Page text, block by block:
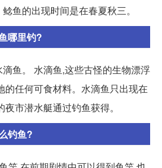
鱼的出现时间是在春夏秋三。
哪里钓?
鱼。 水滴鱼,这些古怪的生物漂浮
的任何可食材料。水滴鱼只出现在
市潜水艇通过钓鱼获得。
钓鱼?